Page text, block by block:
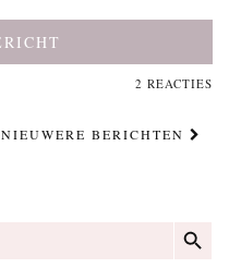
2 REACTIES
NIEUWERE BERICHTEN